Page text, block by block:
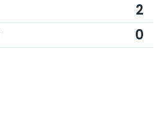
2
0